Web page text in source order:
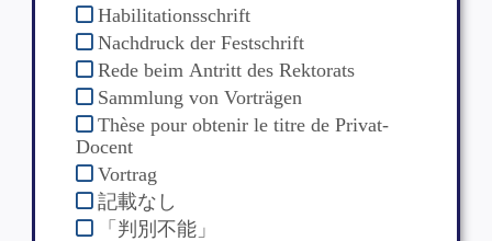
Habilitationsschrift
Nachdruck der Festschrift
Rede beim Antritt des Rektorats
Sammlung von Vorträgen
Thèse pour obtenir le titre de Privat-
Docent
Vortrag
記載なし
「判別不能」